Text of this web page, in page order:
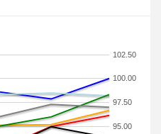
95.00
97.50
100.00
102.50